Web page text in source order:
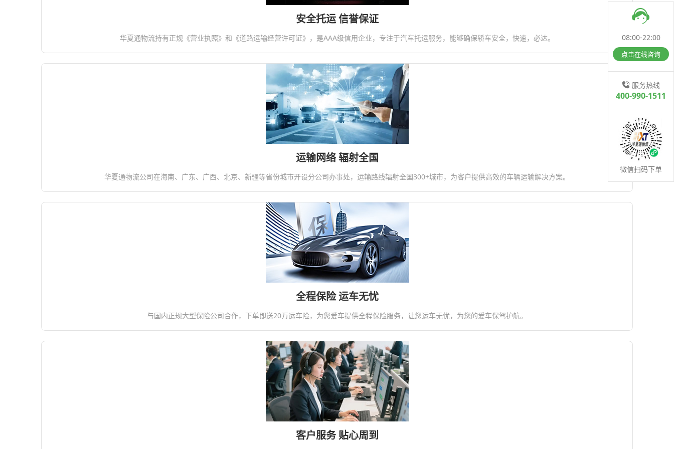
安全托运 信誉保证
华夏通物流持有正规《营业执照》和《道路运输经营许可证》，是AAA级信用企业，专注于汽车托运服务，能够确保轿车安全，快速，必达。
运输网络 辐射全国
华夏通物流公司在海南、广东、广西、北京、新疆等省份城市开设分公司办事处，运输路线辐射全国300+城市，为客户提供高效的车辆运输解决方案。
全程保险 运车无忧
与国内正规大型保险公司合作，下单即送20万运车险，为您爱车提供全程保险服务，让您运车无忧，为您的爱车保驾护航。
客户服务 贴心周到
08:00-22:00
点击在线咨询
服务热线
400-990-1511
微信扫码下单